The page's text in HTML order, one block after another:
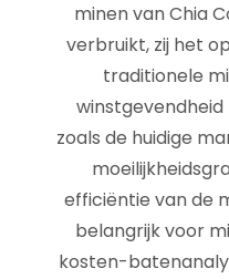
minen van Chia
verbruikt, zij het
traditionele
zoals de huidige
efficiëntie van de
belangrijk voor
kosten-